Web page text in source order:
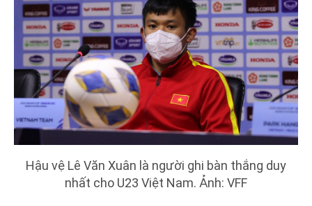
Hậu vệ Lê Văn Xuân là người ghi bàn thắng duy
nhất cho U23 Việt Nam. Ảnh: VFF